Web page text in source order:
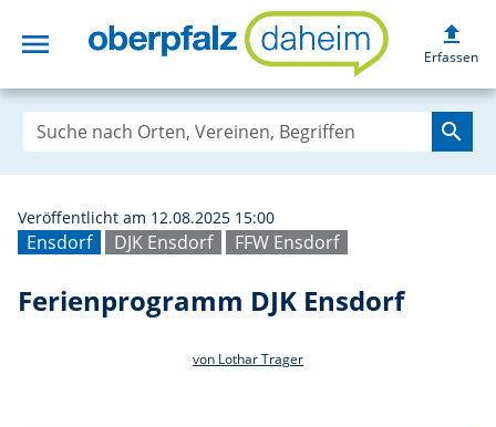
menu upload
Erfassen
search
Ensdorf DJK Ensdorf FFW Ensdorf
Veröffentlicht am 12.08.2025 15:00
Ferienprogramm DJK Ensdorf
von Lothar Trager